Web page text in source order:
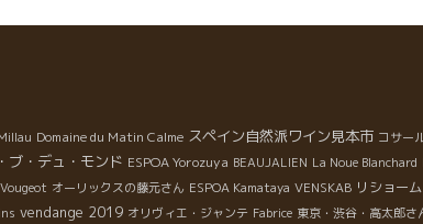
手のJulien
日本に
を進めて
れてい
Domaine du Matin Calme スペイン自然派ワイン見本市 コサー
ブ・デュ・モンド ESPOA Yorozuya BEAUJALIEN La Noue Blanchard
オーリックスの藤元さん ESPOA Kamataya VENSKAB リショー
vendange 2019 オリヴィエ・ジャンテ Fabrice 東京・渋谷・高太郎さ